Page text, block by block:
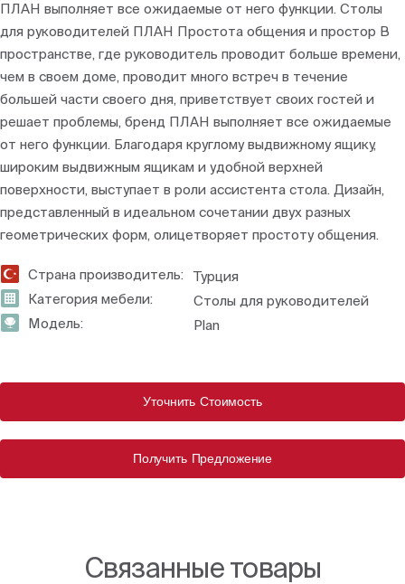
ПЛАН выполняет все ожидаемые от него функции. Столы
для руководителей ПЛАН Простота общения и простор В
пространстве, где руководитель проводит больше времени,
чем в своем доме, проводит много встреч в течение
большей части своего дня, приветствует своих гостей и
решает проблемы, бренд ПЛАН выполняет все ожидаемые
от него функции. Благодаря круглому выдвижному ящику,
широким выдвижным ящикам и удобной верхней
поверхности, выступает в роли ассистента стола. Дизайн,
представленный в идеальном сочетании двух разных
геометрических форм, олицетворяет простоту общения.
Страна производитель:
Турция
Категория мебели:
Столы для руководителей
Модель:
Plan
Уточнить Стоимость
Получить Предложение
Связанные товары